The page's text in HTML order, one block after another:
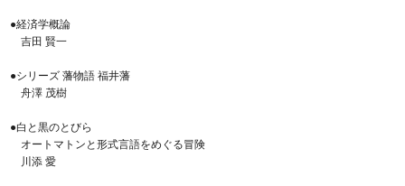
●経済学概論
吉田 賢一
●シリーズ 藩物語 福井藩
舟澤 茂樹
●白と黒のとびら
オートマトンと形式言語をめぐる冒険
川添 愛